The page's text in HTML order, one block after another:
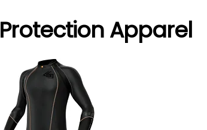
Protection Apparel